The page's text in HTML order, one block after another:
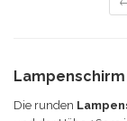
Lampenschirm
Die runden